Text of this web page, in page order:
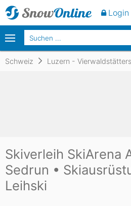
Schweiz Luzern -
Skiverleih SkiArena
Sedrun •
Leihski
Login